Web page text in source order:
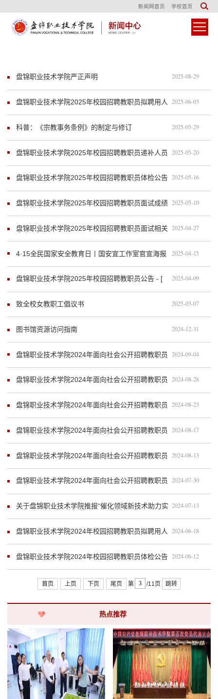
新闻网首页 学校首页
盘锦职业技术学院严正声明 2025-08-29
盘锦职业技术学院2025年校园招聘教职员拟聘用人
2025-06-03
科普：《宗教事务条例》的制定与修订 2025-05-29
盘锦职业技术学院2025年校园招聘教职员递补人员
2025-05-20
盘锦职业技术学院2025年校园招聘教职员体检公告 2025-05-16
盘锦职业技术学院2025年校园招聘教职员面试成绩 2025-05-10
盘锦职业技术学院2025年校园招聘教职员面试相关 2025-04-27
4·15全民国家安全教育日丨国安宣工作室官宣海报
2025-04-15
盘锦职业技术学院2025年校园招聘教职员公告 - [
2025-04-09
致全校女教职工倡议书 2025-03-07
图书馆资源访问指南 2024-12-31
盘锦职业技术学院2024年面向社会公开招聘教职员
2024-09-04
盘锦职业技术学院2024年面向社会公开招聘教职员
2024-08-28
盘锦职业技术学院2024年面向社会公开招聘教职员
2024-08-23
盘锦职业技术学院2024年面向社会公开招聘教职员
2024-08-17
盘锦职业技术学院2024年面向社会公开招聘教职员
2024-08-13
盘锦职业技术学院2024年面向社会公开招聘教职员
2024-07-30
关于盘锦职业技术学院推报“催化领域新技术助力实 2024-07-13
盘锦职业技术学院2024年校园招聘教职员拟聘用人
2024-06-18
盘锦职业技术学院2024年校园招聘教职员体检公告 2024-06-12
首页 上页 下页 尾页 第 /11页 跳转
热点推荐